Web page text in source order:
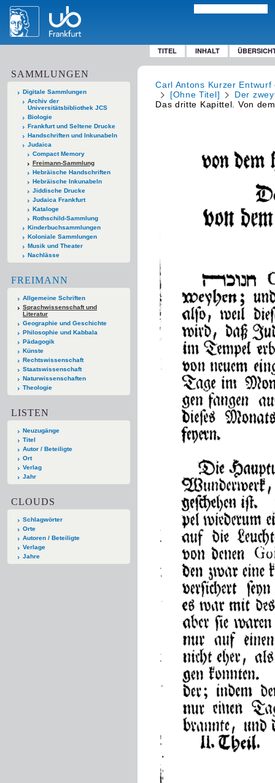
TITEL INHALT
SAMMLUNGEN
Digitale Sammlungen
Archiv der
Universitätsbibliothek JCS
Biologie
Frankfurt und Seltene Drucke
Handschriften und Inkunabeln
Judaica
Compact Memory
Freimann-Sammlung
Hebräische Handschriften
Hebräische Inkunabeln
Jiddische Drucke
Judaica Frankfurt
Kataloge
Rothschild-Sammlung
Kinderbuchsammlungen
Koloniale Sammlungen
Musik und Theater
Nachlässe
FREIMANN
Allgemeine Schriften
Sprachwissenschaft und
Literatur
Geographie und Geschichte
Philosophie und Kabbala
Pädagogik
Künste
Rechtswissenschaft
Staatswissenschaft
Naturwissenschaften
Theologie
LISTEN
Neuzugänge
Titel
Autor / Beteiligte
Ort
Verlag
Jahr
CLOUDS
Schlagwörter
Orte
Autoren / Beteiligte
Verlage
Jahre
Carl Antons Kurzer
[Ohne Titel]
Der
Das dritte Kapittel. Von